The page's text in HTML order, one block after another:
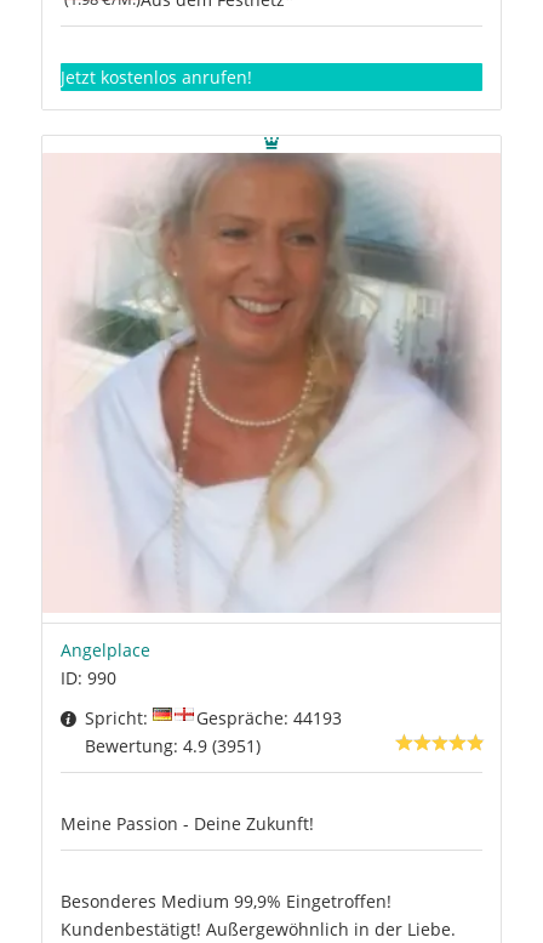
Jetzt kostenlos anrufen!
Angelplace
ID: 990
Spricht:
Gespräche: 44193
Bewertung: 4.9 (3951)
Meine Passion - Deine Zukunft!
Besonderes Medium 99,9% Eingetroffen!
Kundenbestätigt! Außergewöhnlich in der Liebe.